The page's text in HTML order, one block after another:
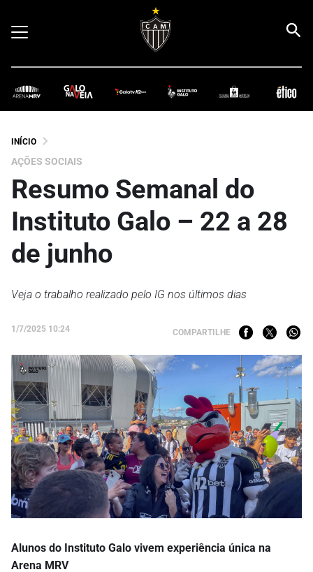
INÍCIO
AÇÕES SOCIAIS
Resumo Semanal do
Instituto Galo – 22 a 28
de junho
Veja o trabalho realizado pelo IG nos últimos dias
1/7/2025 10:24 COMPARTILHE
Alunos do Instituto Galo vivem experiência única na
Arena MRV